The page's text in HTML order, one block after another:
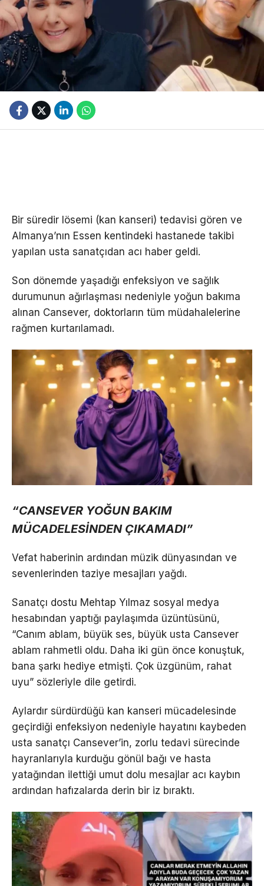
Bir süredir lösemi (kan kanseri) tedavisi gören ve
Almanya’nın Essen kentindeki hastanede takibi
yapılan usta sanatçıdan acı haber geldi.
Son dönemde yaşadığı enfeksiyon ve sağlık
durumunun ağırlaşması nedeniyle yoğun bakıma
alınan Cansever, doktorların tüm müdahalelerine
rağmen kurtarılamadı.
“CANSEVER YOĞUN BAKIM
MÜCADELESİNDEN ÇIKAMADI”
Vefat haberinin ardından müzik dünyasından ve
sevenlerinden taziye mesajları yağdı.
Sanatçı dostu Mehtap Yılmaz sosyal medya
hesabından yaptığı paylaşımda üzüntüsünü,
“Canım ablam, büyük ses, büyük usta Cansever
ablam rahmetli oldu. Daha iki gün önce konuştuk,
bana şarkı hediye etmişti. Çok üzgünüm, rahat
uyu” sözleriyle dile getirdi.
Aylardır sürdürdüğü kan kanseri mücadelesinde
geçirdiği enfeksiyon nedeniyle hayatını kaybeden
usta sanatçı Cansever’in, zorlu tedavi sürecinde
hayranlarıyla kurduğu gönül bağı ve hasta
yatağından ilettiği umut dolu mesajlar acı kaybın
ardından hafızalarda derin bir iz bıraktı.